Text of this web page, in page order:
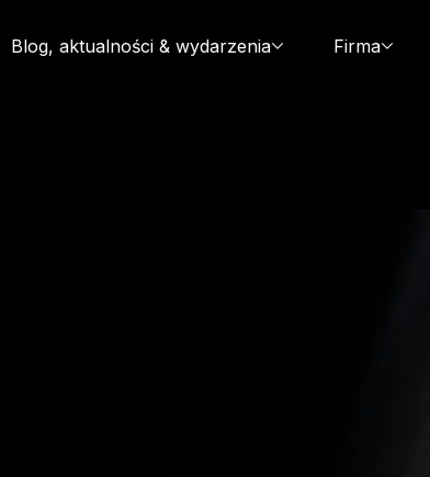
Blog, aktualności & wydarzenia Firma